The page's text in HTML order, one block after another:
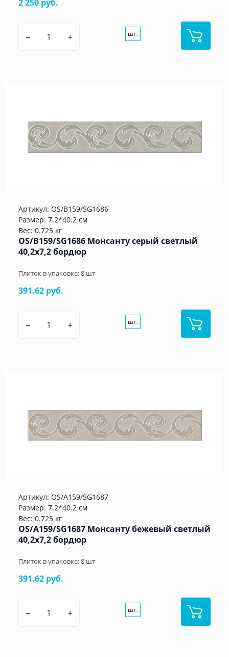
2 250 руб.
– + шт.
Артикул: OS/B159/SG1686
Размер: 7.2*40.2 см
Вес: 0.725 кг
OS/B159/SG1686 Монсанту серый светлый
40,2х7,2 бордюр
Плиток в упаковке:8 шт
391.62 руб.
– + шт.
Артикул: OS/A159/SG1687
Размер: 7.2*40.2 см
Вес: 0.725 кг
OS/A159/SG1687 Монсанту бежевый светлый
40,2х7,2 бордюр
Плиток в упаковке:8 шт
391.62 руб.
– + шт.